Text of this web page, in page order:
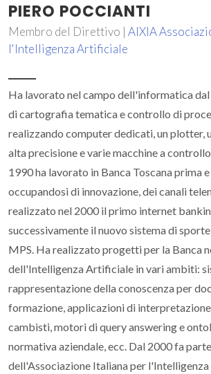
PIERO POCCIANTI
Membro del Direttivo | AIXIA
l'Intelligenza Artificiale
Ha lavorato nel campo dell'informatica
di cartografia tematica e controllo di
realizzando computer dedicati, un plotter,
alta precisione e varie macchine a
1990 ha lavorato in Banca Toscana prima
occupandosi di innovazione, dei canali
realizzato nel 2000 il primo internet
successivamente il nuovo sistema di
MPS. Ha realizzato progetti per la Banca
dell'Intelligenza Artificiale in vari ambiti:
rappresentazione della conoscenza per
formazione, applicazioni di
cambisti, motori di query answering e
normativa aziendale, ecc. Dal 2000 fa
dell'Associazione Italiana per